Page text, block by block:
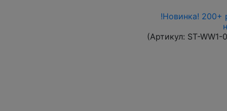
!Новинка! 200+
(Артикул: ST-